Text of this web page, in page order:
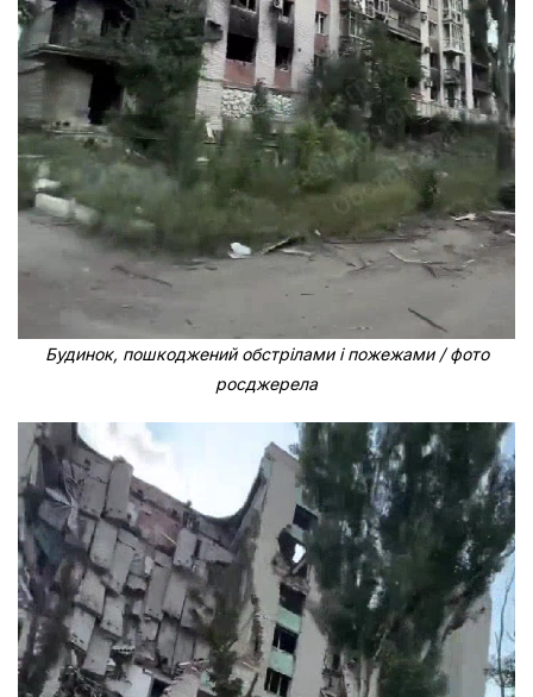
Будинок, пошкоджений обстрілами і пожежами / фото
росджерела